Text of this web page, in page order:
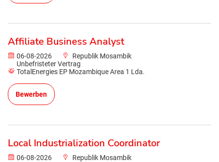
Affiliate Business Analyst
06-08-2026
Republik Mosambik
Unbefristeter Vertrag
TotalEnergies EP Mozambique Area 1 Lda.
Bewerben
Local Industrialization Coordinator
06-08-2026
Republik Mosambik